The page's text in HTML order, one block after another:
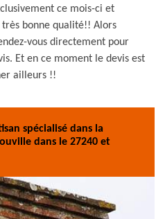
ce mois-ci et
très bonne qualité!! Alors
vous directement pour
Et en ce moment le devis est
ailleurs !!
spécialisé dans la
dans le 27240 et